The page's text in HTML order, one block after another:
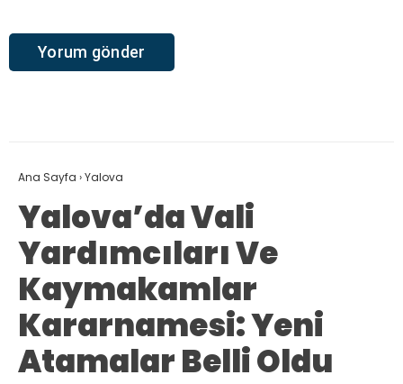
Ana Sayfa ›Yalova
Yalova’da Vali
Yardımcıları Ve
Kaymakamlar
Kararnamesi: Yeni
Atamalar Belli Oldu